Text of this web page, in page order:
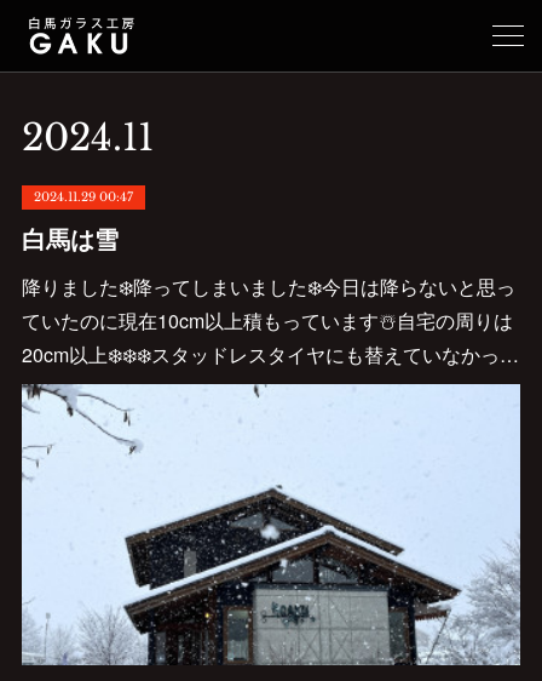
2024.11
2024.11.29 00:47
白馬は雪
降りました❄️降ってしまいました❄️今日は降らないと思っ
ていたのに現在10cm以上積もっています☃️自宅の周りは
20cm以上❄️❄️❄️スタッドレスタイヤにも替えていなかっ…